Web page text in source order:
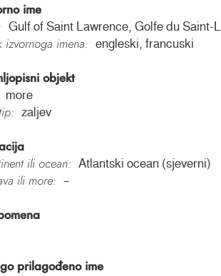
ime
Gulf of Saint Lawrence, Golfe du Saint-
izvornoga imena: engleski, francuski
objekt
more
zaljev
ili ocean:
Atlantski ocean (sjeverni)
ili more: –
prilagođeno ime